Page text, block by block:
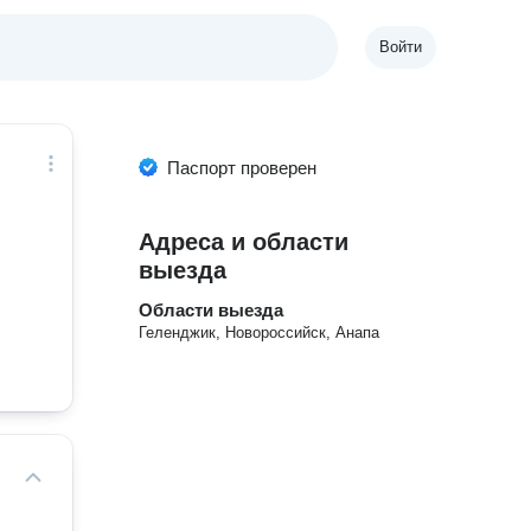
Войти
Паспорт проверен
Адреса и области
выезда
Области выезда
Геленджик, Новороссийск, Анапа